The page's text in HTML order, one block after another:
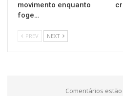
movimento enquanto
foge…
PREV NEXT
Comentários